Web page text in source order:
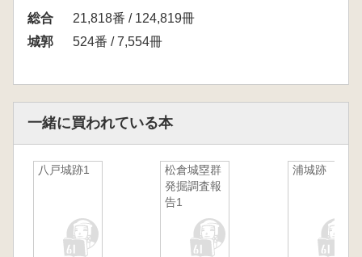
総合
21,818番 / 124,819冊
城郭
524番 / 7,554冊
一緒に買われている本
八戸城跡1
松倉城塁群
発掘調査報
告1
浦城跡